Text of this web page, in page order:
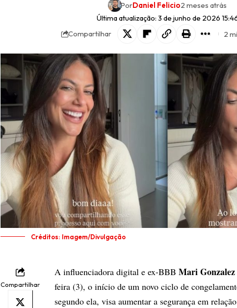
Última atualização: 3 de junho de 2026
PorDaniel Felicio2 meses atrás
Compartilhar 2
Créditos: Imagem/Divulgação
Compartilhar
A influenciadora digital e ex-BBB Mari Gonzalez
feira (3), o início de um novo ciclo de
segundo ela, visa aumentar a segurança em